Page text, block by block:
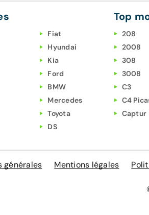
Fiat
Hyundai
Kia
Ford
BMW
Mercedes
Toyota
DS
Top
208
2008
308
3008
C3
C4
Captur
générales Mentions légales